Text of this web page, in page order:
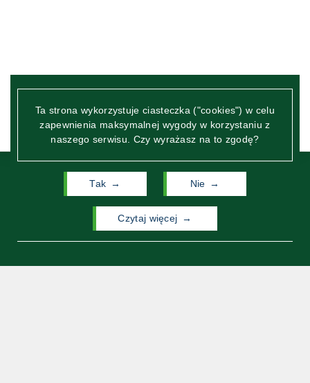
Ta strona wykorzystuje ciasteczka ("cookies") w celu
zapewnienia maksymalnej wygody w korzystaniu z
naszego serwisu. Czy wyrażasz na to zgodę?
Tak Nie
czytaj więcej